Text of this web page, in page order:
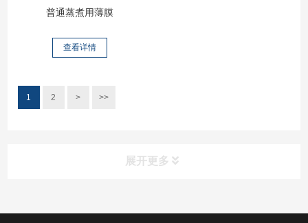
普通蒸煮用薄膜
查看详情
1 2 > >>
展开更多